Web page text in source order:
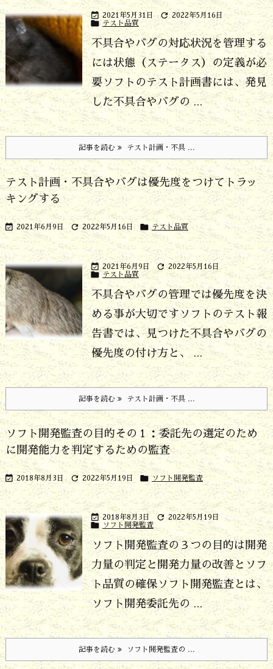
 2021年5月31日  2022年5月16日
 テスト品質
不具合やバグの対応状況を管理する
には状態（ステータス）の定義が必
要 ソフトのテスト計画書には、発見
した不具合やバグの ...
記事を読む テスト計画・不具 ...
テスト計画・不具合やバグは優先度をつけてトラッ
キングする
 2021年6月9日  2022年5月16日  テスト品質
 2021年6月9日  2022年5月16日
 テスト品質
不具合やバグの管理では優先度を決
める事が大切ですソフトのテスト報
告書では、見つけた不具合やバグの
優先度の付け方と、 ...
記事を読む テスト計画・不具 ...
ソフト開発監査の目的その１：委託先の選定のため
に開発能力を判定するための監査
 2018年8月3日  2022年5月19日  ソフト開発監査
 2018年8月3日  2022年5月19日
 ソフト開発監査
ソフト開発監査の３つの目的は開発
力量の判定と開発力量の改善とソフ
ト品質の確保ソフト開発監査とは、
ソフト開発委託先の ...
記事を読む ソフト開発監査の ...